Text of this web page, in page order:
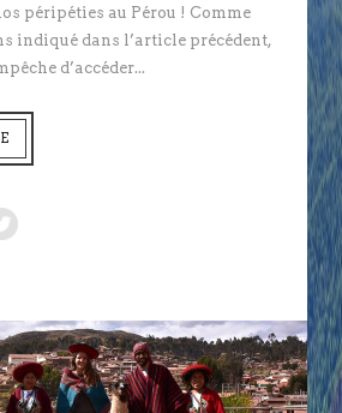
péripéties au Pérou ! Comme
indiqué dans l’article précédent,
d’accéder...